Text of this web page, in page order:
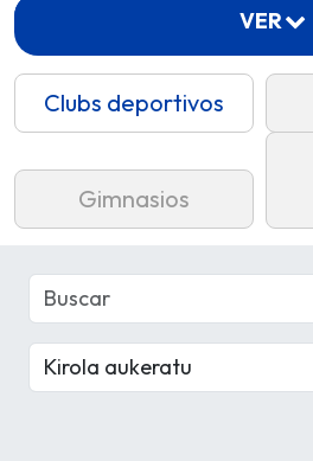
Clubs deportivos
Gimnasios
VER